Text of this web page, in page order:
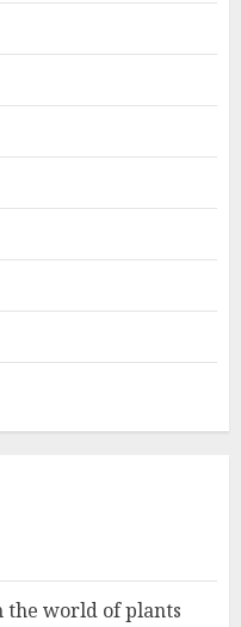
the world of plants